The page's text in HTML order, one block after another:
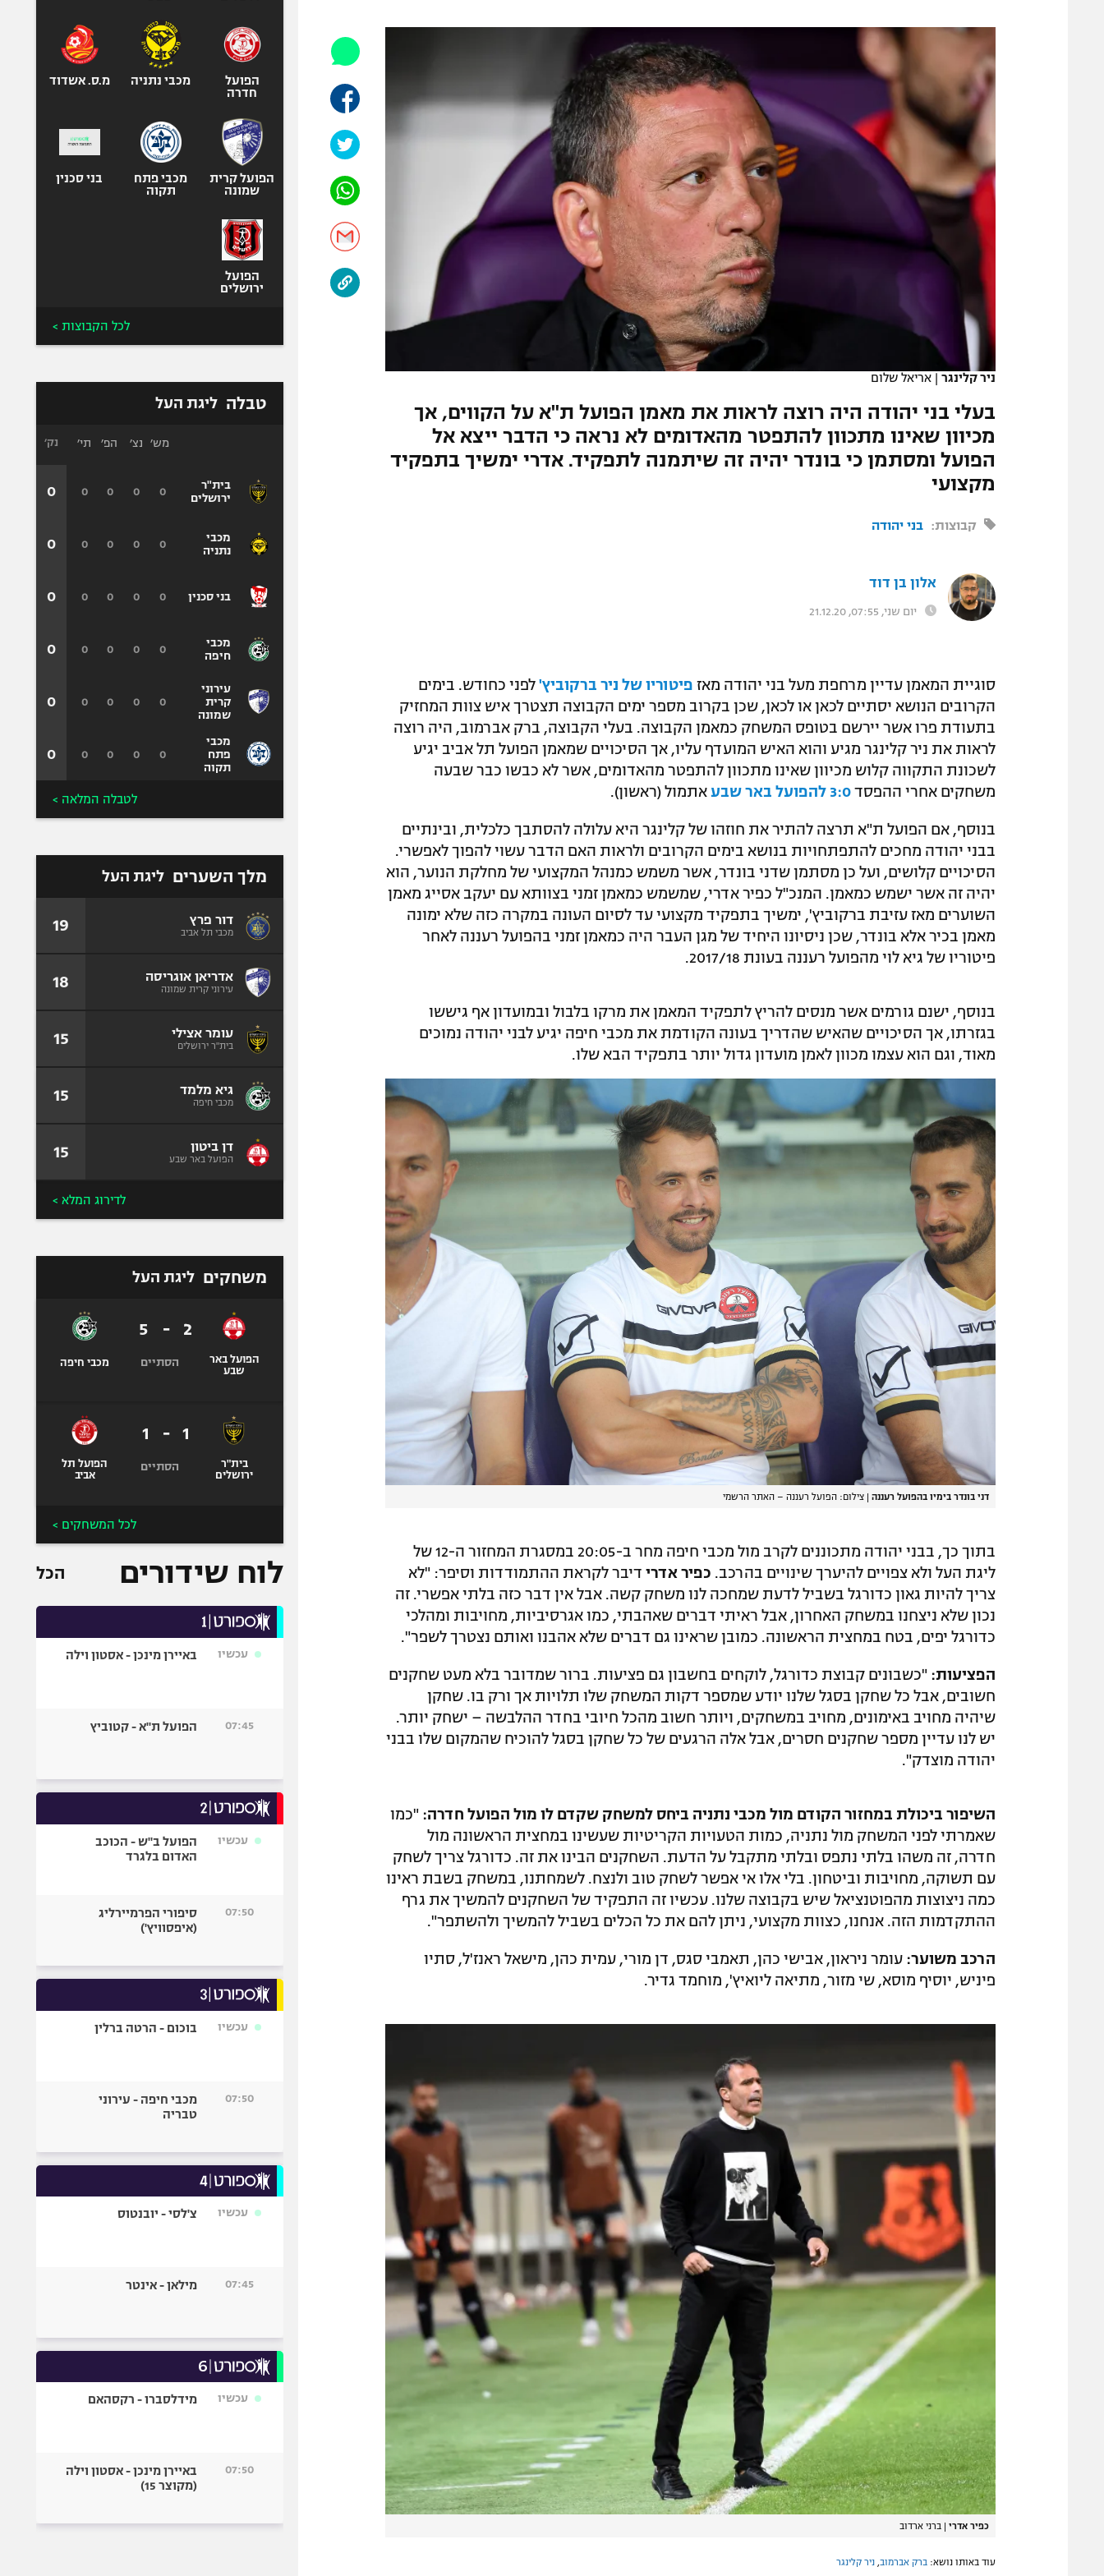
תקנון משתתפים וזוכים בפרסים
תקנון עבור פעילות אלקטרה
תקנון עבור פעילות ספורט 1 – "מרלן"
תנאי שימוש
מדיניות פרטיות
תקנון פעילות ספורט 1
רשיון להקרנה פומבית לבית עסק
לוח דרושים – ג'ובנט
תגיות
המגזין
הפועל תל אביב
הפועל חיפה
הפועל באר שבע
מכבי נתניה
בני יהודה
ליגה סינית
ליגה ברזילאית
ליגות נוספות
אופניים
ספורט מוטורי
כדורמים
בייסבול MLB
ספורט אתגרי
אומנויות לחימה
ניר קלינגר | אריאל שלום
בעלי בני יהודה היה רוצה לראות את מאמן הפועל ת"א על הקווים, אך
מכיוון שאינו מתכוון להתפטר מהאדומים לא נראה כי הדבר ייצא אל
הפועל ומסתמן כי בונדר יהיה זה שיתמנה לתפקיד. אדרי ימשיך בתפקיד
מקצועי
קבוצות: בני יהודה
אלון בן דוד
יום שני, 07:55, 21.12.20
סוגיית המאמן עדיין מרחפת מעל בני יהודה מאז פיטוריו של ניר ברקוביץ' לפני כחודש. בימים
הקרובים הנושא יסתיים לכאן או לכאן, שכן בקרוב מספר ימים הקבוצה תצטרך איש צוות המחזיק
בתעודת פרו אשר יירשם בטופס המשחק כמאמן הקבוצה. בעלי הקבוצה, ברק אברמוב, היה רוצה
לראות את ניר קלינגר מגיע והוא האיש המועדף עליו, אך הסיכויים שמאמן הפועל תל אביב יגיע
לשכונת התקווה קלוש מכיוון שאינו מתכוון להתפטר מהאדומים, אשר לא כבשו כבר שבעה
משחקים אחרי ההפסד 3:0 להפועל באר שבע אתמול (ראשון).
בנוסף, אם הפועל ת"א תרצה להתיר את חוזהו של קלינגר היא עלולה להסתבך כלכלית, ובינתיים
בבני יהודה מחכים להתפתחויות בנושא בימים הקרובים ולראות האם הדבר עשוי להפוך לאפשרי.
הסיכויים קלושים, ועל כן מסתמן שדני בונדר, אשר משמש כמנהל המקצועי של מחלקת הנוער, הוא
יהיה זה אשר ישמש כמאמן. המנכ"ל כפיר אדרי, שמשמש כמאמן זמני בצוותא עם יעקב אסייג מאמן
השוערים מאז עזיבת ברקוביץ', ימשיך בתפקיד מקצועי עד לסיום העונה במקרה כזה שלא ימונה
מאמן בכיר אלא בונדר, שכן ניסיונו היחיד של מגן העבר היה כמאמן זמני בהפועל רעננה לאחר
פיטוריו של גיא לוי מהפועל רעננה בעונת 2017/18.
בנוסף, ישנם גורמים אשר מנסים להריץ לתפקיד המאמן את מרקו בלבול ובמועדון אף גיששו
בגזרתו, אך הסיכויים שהאיש שהדריך בעונה הקודמת את מכבי חיפה יגיע לבני יהודה נמוכים
מאוד, וגם הוא עצמו מכוון לאמן מועדון גדול יותר בתפקיד הבא שלו.
דני בונדר בימיו בהפועל רעננה צילום: הפועל רעננה – האתר הרשמי
בתוך כך, בבני יהודה מתכוננים לקרב מול מכבי חיפה מחר ב-20:05 במסגרת המחזור ה-12 של
ליגת העל ולא צפויים להיערך שינויים בהרכב. כפיר אדרי דיבר לקראת ההתמודדות וסיפר: "לא
צריך להיות גאון כדורגל בשביל לדעת שמחכה לנו משחק קשה. אבל אין דבר כזה בלתי אפשרי. זה
נכון שלא ניצחנו במשחק האחרון, אבל ראיתי דברים שאהבתי, כמו אגרסיביות, מחויבות ומהלכי
כדורגל יפים, בטח במחצית הראשונה. כמובן שראינו גם דברים שלא אהבנו ואותם נצטרך לשפר".
הפציעות: "כשבונים קבוצת כדורגל, לוקחים בחשבון גם פציעות. ברור שמדובר בלא מעט שחקנים
חשובים, אבל כל שחקן בסגל שלנו יודע שמספר דקות המשחק שלו תלויות אך ורק בו. שחקן
שיהיה מחויב באימונים, מחויב במשחקים, ויותר חשוב מהכל חיובי בחדר ההלבשה – ישחק יותר.
יש לנו עדיין מספר שחקנים חסרים, אבל אלה הרגעים של כל שחקן בסגל להוכיח שהמקום שלו בבני
יהודה מוצדק".
השיפור ביכולת במחזור הקודם מול מכבי נתניה ביחס למשחק שקדם לו מול הפועל חדרה: "כמו
שאמרתי לפני המשחק מול נתניה, כמות הטעויות הקריטיות שעשינו במחצית הראשונה מול
חדרה, זה משהו בלתי נתפס ובלתי מתקבל על הדעת. השחקנים הבינו את זה. כדורגל צריך לשחק
עם תשוקה, מחויבות וביטחון. בלי אלו אי אפשר לשחק טוב ולנצח. לשמחתנו, במשחק בשבת ראינו
כמה ניצוצות מהפוטנציאל שיש בקבוצה שלנו. עכשיו זה התפקיד של השחקנים להמשיך את גרף
ההתקדמות הזה. אנחנו, כצוות מקצועי, ניתן להם את כל הכלים בשביל להמשיך ולהשתפר".
הרכב משוער: עומר ניראון, אבישי כהן, תאמבי סגס, דן מורי, עמית כהן, מישאל ראנז'ל, סתיו
פיניש, יוסיף מוסא, שי מזור, מתיאה ליואיץ', מוחמד גדיר.
כפיר אדרי ברני ארדוב
עוד באותו נושא: ברק אברמוב ניר קלינגר
הפועל
חדרה
מכבי נתניה מ.ס. אשדוד
הפועל קרית
שמונה
מכבי פתח
תקוה
בני סכנין
הפועל
ירושלים
לכל הקבוצות >
טבלה ליגת העל
בית"ר
ירושלים
מכבי
נתניה
בני סכנין
מכבי
חיפה
עירוני
קרית
שמונה
מכבי
פתח
תקוה
מש׳ נצ׳ הפ׳ תי׳
0
0
0
0
0
0
0
0
0
0
0
0
0
0
0
0
0
0
0
0
0
0
0
0
נק׳
0
0
0
0
0
0
לטבלה המלאה >
מלך השערים ליגת העל
דור פרץ
מכבי תל אביב 19
אדריאן אוגריסה
עירוני קרית שמונה 18
עומר אצילי
בית"ר ירושלים 15
גיא מלמד
מכבי חיפה 15
דן ביטון
הפועל באר שבע 15
לדירוג המלא >
משחקים ליגת העל
הפועל באר
שבע
2
-
5
הסתיים מכבי חיפה
בית"ר
ירושלים
1
-
1
הסתיים
הפועל תל
אביב
לכל המשחקים >
לוח שידורים הכל
עכשיו באיירן מינכן - אסטון וילה
07:45 הפועל ת"א - קטוביץ
עכשיו
הפועל ב"ש - הכוכב
האדום בלגרד
07:50
סיפורי הפרמיירליג
(איפסוויץ')
עכשיו בוכום - הרטה ברלין
07:50
מכבי חיפה - עירוני
טבריה
עכשיו צ'לסי - יובנטוס
07:45 מילאן - אינטר
עכשיו מידלסברו - רקסהאם
07:50
באיירן מינכן - אסטון וילה
(מקוצר 15)